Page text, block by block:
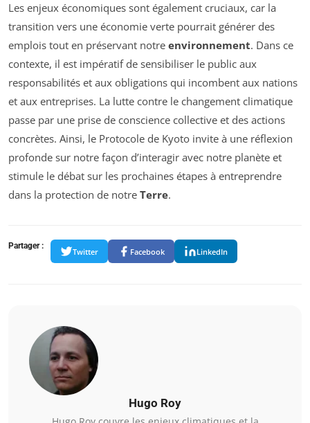
Les enjeux économiques sont également cruciaux, car la
transition vers une économie verte pourrait générer des
emplois tout en préservant notre environnement. Dans ce
contexte, il est impératif de sensibiliser le public aux
responsabilités et aux obligations qui incombent aux nations
et aux entreprises. La lutte contre le changement climatique
passe par une prise de conscience collective et des actions
concrètes. Ainsi, le Protocole de Kyoto invite à une réflexion
profonde sur notre façon d’interagir avec notre planète et
stimule le débat sur les prochaines étapes à entreprendre
dans la protection de notre Terre.
Partager :
Twitter Facebook LinkedIn
Hugo Roy